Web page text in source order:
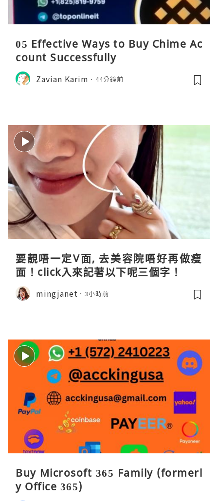
05 Effective Ways to Buy Chime Ac
count Successfully
Zavian Karim 44分鐘前
要靚唔一定V面, 去美容院唔好再做瘦
面！click入來記著以下呢三個字！
mingjanet 3小時前
Buy Microsoft 365 Family (formerl
y Office 365)